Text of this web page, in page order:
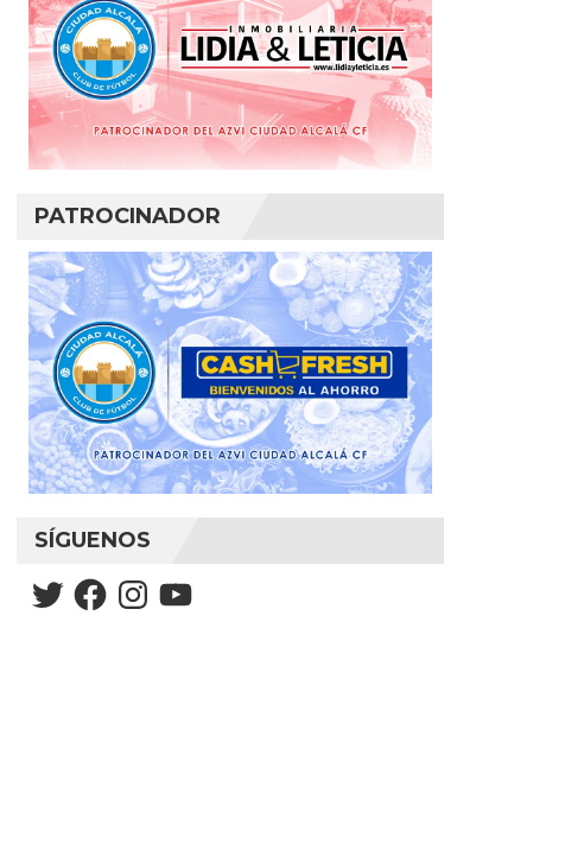
PATROCINADOR
SÍGUENOS
TwitterFacebookInstagramYouTube